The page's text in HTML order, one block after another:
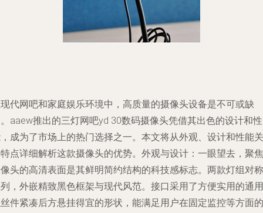
代网吧和家庭娱乐环境中，高质量的摄像头设备是不可或缺
aaew推出的三灯网吧yd 30数码摄像头凭借其出色的设计和性
成为了市场上的热门选择之一。本文将从外观、设计和性能关
点详细解析这款摄像头的优势。 外观与设计 ：一眼望去，聚焦
头的高清表面是其鲜明简约结构的科技感标志。两款灯组对称
，外嵌精致黑色框架与现代风范。接口采用了方便实用的通用
件紧凑后方悬挂得宜的形状，能满足用户在固定监控等方面的